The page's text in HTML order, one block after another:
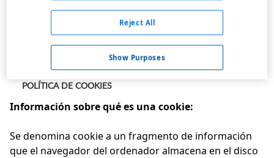
siguiente dirección: Viajes Carrefour, Edificio Sede
Carrefour, Ctra. Burgos, km. 14.500, 28108 Alcobendas
(Madrid), o mediante correo electrónico a la siguiente
derechosprotecciondedatos@carrefour.com
1. POLÍTICA DE PRIVACIDAD: TÉRMINOS Y CONDICIONES
POLÍTICA DE COOKIES
Información sobre qué es una cookie:
Se denomina cookie a un fragmento de información
que el navegador del ordenador almacena en el disco
Show Purposes
Reject All